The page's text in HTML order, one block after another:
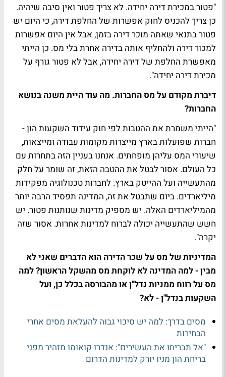
"פטור במכירת דירה יחידה. לא צריך פטור ואין סיבה שיהיה.
כן צריך להכניס לחוק אפשרות של החלפת דירה, כי היום יש
פטור בתנאי שאתה מוכר דירה בזמן, אבל אין היום אפשרות
למכור דירה ולהחליף אותה בדירה אחרת בלי מס. כן הייתי
מאפשרת החלפת של דירה יחידה, אבל לא פטור גורף על
מכירת דירה יחידה".
דיברת מקודם על מס החברות. מה עוד היית משנה בנושא
החברות?
"הייתי משמרת את ההטבות לפי חוק עידוד השקעות הון -
חברות שפועלות בארץ מייצרות מקומות עבודה ומייצאות,
שיעורי המס עליהן מופחתים. אנחנו בעניין הזה בתחרות עם
כל העולם. אסור לבטל את ההטבה הזאת, זה שומר על חלק
מהתעשייה ועל ההייטק בארץ. לחברות טכנולוגיה מפקידות
מיליארדים. ביום שתבטל את זה, המדינה תפסיד הרבה יותר
מהמיליארדים האלה. יש מספיק מדינות שנותנות פטור. יש
חשש שהתעשייה יכולה לברוח למדינות אחרות. אסור שזה
יקרה".
המדיניות של מס על שכר הדירה הוא הדברים שאני לא
מבין - למה המדינה לא לוקחת מס מהשקל הראשון? למה
מס על רווח ממניות נדל"ן או מהבורסה בכלל כן, ועל
השקעות בנדל"ן - לא?
מסים בדרך: למה יש סיכוי גבוה להעלאת מסים אחרי
הבחירות
"אל תבריחו את העשירים": אנדרו קואומו מזהיר מפני
בריחת הון מניו יורק למדינות הדרום